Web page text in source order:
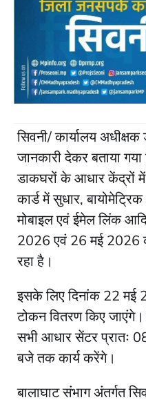
सिवनी/ कार्यालय अधीक्षक
जानकारी देकर बताया
डाकघरों के आधार केंद्रों
कार्ड में सुधार,
मोबाइल एवं ईमेल लिंक
2026 एवं 26 मई 2026
रहा है।
इसके लिए दिनांक 22
टोकन वितरण किए
सभी आधार सेंटर प्रातः
बजे तक कार्य करेंगे।
बालाघाट संभाग अंतर्गत